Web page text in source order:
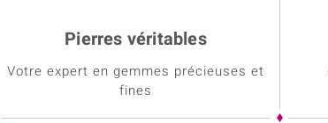
Pierres véritables
Votre expert en gemmes précieuses et
fines